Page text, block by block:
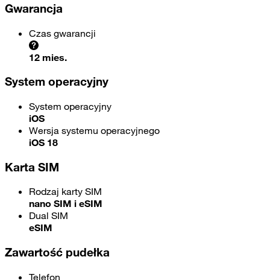
Gwarancja
Czas gwarancji
12 mies.
System operacyjny
System operacyjny
iOS
Wersja systemu operacyjnego
iOS 18
Karta SIM
Rodzaj karty SIM
nano SIM i eSIM
Dual SIM
eSIM
Zawartość pudełka
Telefon